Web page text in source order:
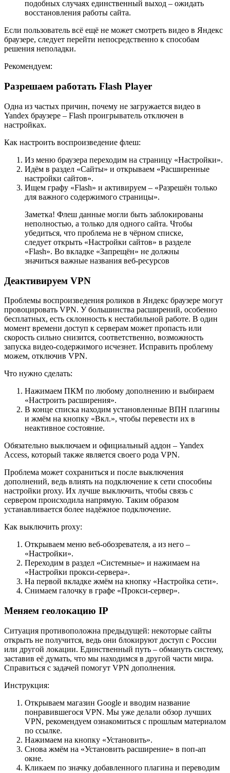
подобных случаях единственный выход – ожидать
восстановления работы сайта.
Если пользователь всё ещё не может смотреть видео в Яндекс
браузере, следует перейти непосредственно к способам
решения неполадки.
Рекомендуем:
Разрешаем работать Flash Player
Одна из частых причин, почему не загружается видео в
Yandex браузере – Flash проигрыватель отключен в
настройках.
Как настроить воспроизведение флеш:
Из меню браузера переходим на страницу «Настройки».
Идём в раздел «Сайты» и открываем «Расширенные
настройки сайтов».
Ищем графу «Flash» и активируем – «Разрешён только
для важного содержимого страницы».
Заметка! Флеш данные могли быть заблокированы
неполностью, а только для одного сайта. Чтобы
убедиться, что проблема не в чёрном списке,
следует открыть «Настройки сайтов» в разделе
«Flash». Во вкладке «Запрещён» не должны
значиться важные названия веб-ресурсов
Деактивируем VPN
Проблемы воспроизведения роликов в Яндекс браузере могут
провоцировать VPN. У большинства расширений, особенно
бесплатных, есть склонность к нестабильной работе. В один
момент времени доступ к серверам может пропасть или
скорость сильно снизится, соответственно, возможность
запуска видео-содержимого исчезнет. Исправить проблему
можем, отключив VPN.
Что нужно сделать:
Нажимаем ПКМ по любому дополнению и выбираем
«Настроить расширения».
В конце списка находим установленные ВПН плагины
и жмём на кнопку «Вкл.», чтобы перевести их в
неактивное состояние.
Обязательно выключаем и официальный аддон – Yandex
Access, который также является своего рода VPN.
Проблема может сохраниться и после выключения
дополнений, ведь влиять на подключение к сети способны
настройки proxy. Их лучше выключить, чтобы связь с
сервером происходила напрямую. Таким образом
устанавливается более надёжное подключение.
Как выключить proxy:
Открываем меню веб-обозревателя, а из него –
«Настройки».
Переходим в раздел «Системные» и нажимаем на
«Настройки прокси-сервера».
На первой вкладке жмём на кнопку «Настройка сети».
Снимаем галочку в графе «Прокси-сервер».
Меняем геолокацию IP
Ситуация противоположна предыдущей: некоторые сайты
открыть не получится, ведь они блокируют доступ с России
или другой локации. Единственный путь – обмануть систему,
заставив её думать, что мы находимся в другой части мира.
Справиться с задачей помогут VPN дополнения.
Инструкция:
Открываем магазин Google и вводим название
понравившегося VPN. Мы уже делали обзор лучших
VPN, рекомендуем ознакомиться с прошлым материалом
по ссылке.
Нажимаем на кнопку «Установить».
Снова жмём на «Установить расширение» в поп-ап
окне.
Кликаем по значку добавленного плагина и переводим